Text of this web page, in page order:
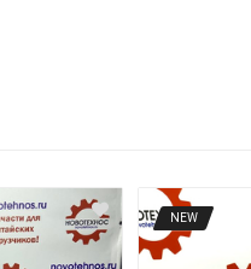
NEW